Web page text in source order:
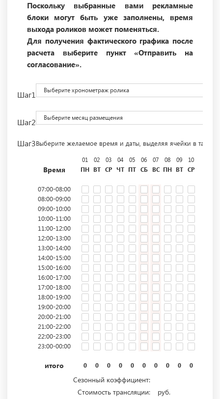
Поскольку выбранные вами рекламные
блоки могут быть уже заполнены, время
выхода роликов может поменяться.
Для получения фактического графика после
расчета выберите пункт «Отправить на
согласование».
Шаг1 Выберите хронометраж ролика
Шаг2 Выберите месяц размещения
Шаг3Выберите желаемое время и даты, выделяя ячейки в
Время
01
ПН
02
ВТ
03
СР
04
ЧТ
05
ПТ
06
СБ
07
ВС
08
ПН
09
ВТ
10
СР
07:00-08:00
08:00-09:00
09:00-10:00
10:00-11:00
11:00-12:00
12:00-13:00
13:00-14:00
14:00-15:00
15:00-16:00
16:00-17:00
17:00-18:00
18:00-19:00
19:00-20:00
20:00-21:00
21:00-22:00
22:00-23:00
23:00-00:00
итого 0 0 0 0 0 0 0 0 0 0
Сезонный коэффициент:
Стоимость трансляции:
руб.